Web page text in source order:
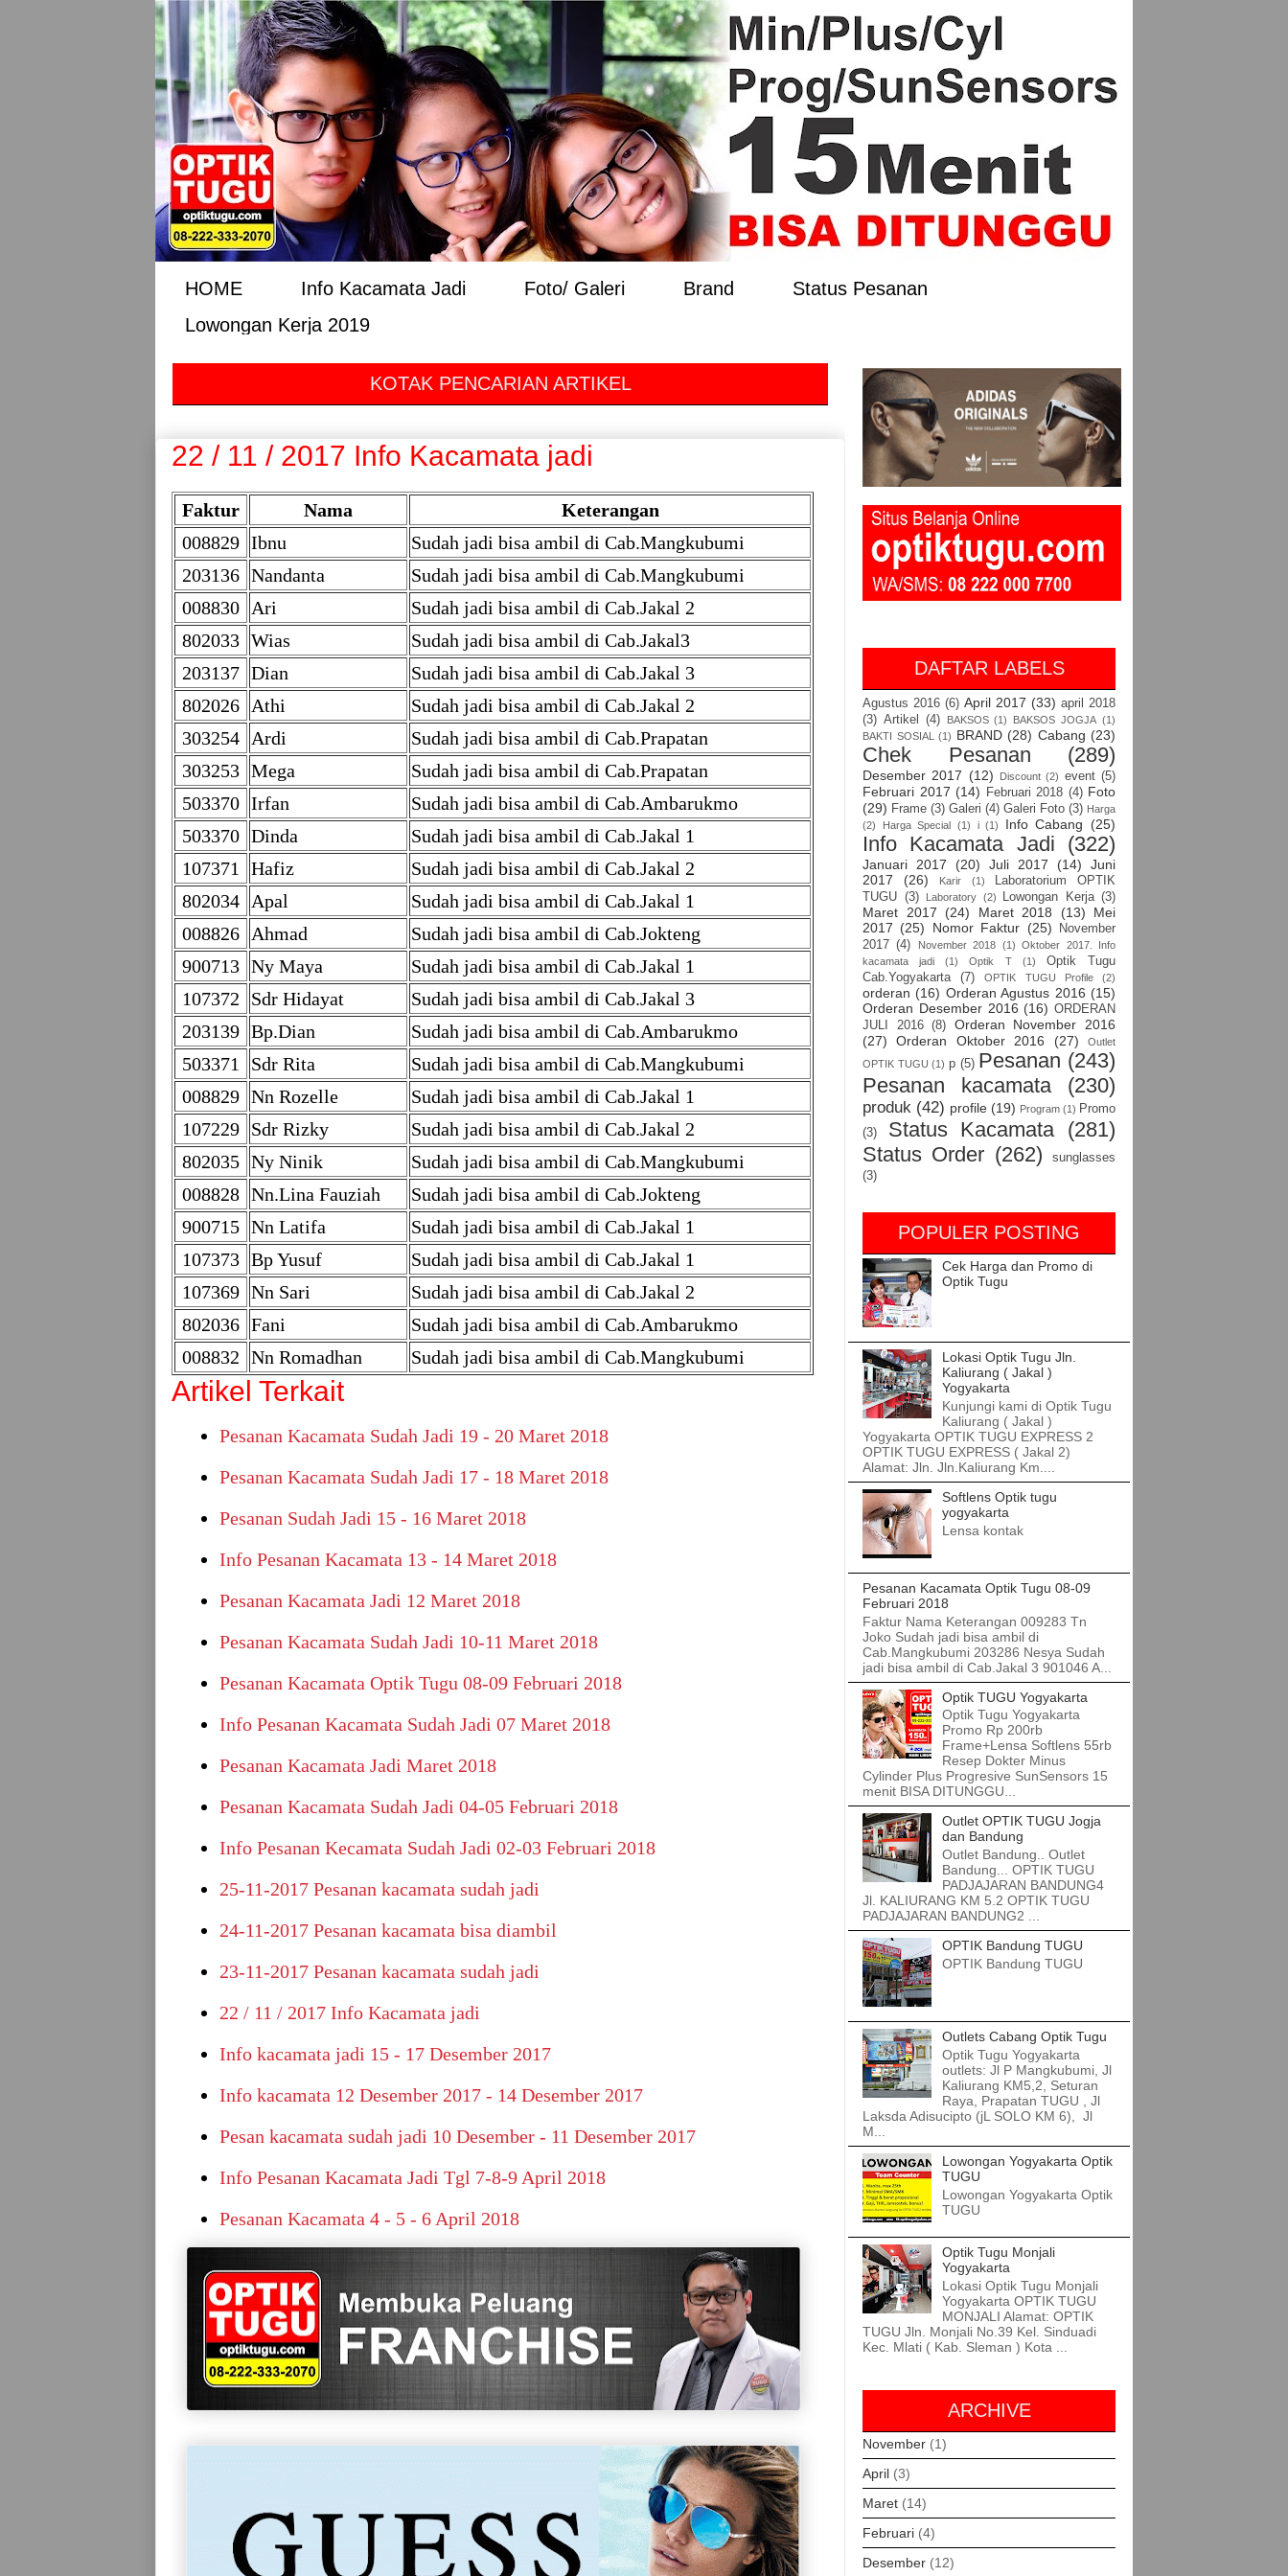
HOME Info Kacamata Jadi Foto/ Galeri Brand
Status Pesanan
Lowongan Kerja 2019
KOTAK PENCARIAN ARTIKEL
22 / 11 / 2017 Info Kacamata jadi
Faktur Nama
Keterangan
008829 Ibnu
Sudah jadi bisa ambil di Cab.Mangkubumi
203136 Nandanta
Sudah jadi bisa ambil di Cab.Mangkubumi
008830
Ari
Sudah jadi bisa ambil di Cab.Jakal 2
802033 Wias
Sudah jadi bisa ambil di Cab.Jakal3
203137 Dian
Sudah jadi bisa ambil di Cab.Jakal 3
802026
Athi
Sudah jadi bisa ambil di Cab.Jakal 2
303254
Ardi
Sudah jadi bisa ambil di Cab.Prapatan
303253 Mega
Sudah jadi bisa ambil di Cab.Prapatan
503370 Irfan
Sudah jadi bisa ambil di Cab.Ambarukmo
503370 Dinda
Sudah jadi bisa ambil di Cab.Jakal 1
107371
Hafiz
Sudah jadi bisa ambil di Cab.Jakal 2
802034
Apal
Sudah jadi bisa ambil di Cab.Jakal 1
008826
Ahmad
Sudah jadi bisa ambil di Cab.Jokteng
900713 Ny Maya
Sudah jadi bisa ambil di Cab.Jakal 1
107372
Sdr Hidayat
Sudah jadi bisa ambil di Cab.Jakal 3
203139 Bp.Dian
Sudah jadi bisa ambil di Cab.Ambarukmo
503371
Sdr Rita
Sudah jadi bisa ambil di Cab.Mangkubumi
008829 Nn Rozelle
Sudah jadi bisa ambil di Cab.Jakal 1
107229 Sdr Rizky
Sudah jadi bisa ambil di Cab.Jakal 2
802035 Ny Ninik
Sudah jadi bisa ambil di Cab.Mangkubumi
008828 Nn.Lina Fauziah
Sudah jadi bisa ambil di Cab.Jokteng
900715 Nn Latifa
Sudah jadi bisa ambil di Cab.Jakal 1
107373 Bp Yusuf
Sudah jadi bisa ambil di Cab.Jakal 1
107369 Nn Sari
Sudah jadi bisa ambil di Cab.Jakal 2
802036 Fani
Sudah jadi bisa ambil di Cab.Ambarukmo
008832 Nn Romadhan Sudah jadi bisa ambil di Cab.Mangkubumi
Artikel Terkait
Pesanan Kacamata Sudah Jadi 19 - 20 Maret 2018
Pesanan Kacamata Sudah Jadi 17 - 18 Maret 2018
Pesanan Sudah Jadi 15 - 16 Maret 2018
Info Pesanan Kacamata 13 - 14 Maret 2018
Pesanan Kacamata Jadi 12 Maret 2018
Pesanan Kacamata Sudah Jadi 10-11 Maret 2018
Pesanan Kacamata Optik Tugu 08-09 Februari 2018
Info Pesanan Kacamata Sudah Jadi 07 Maret 2018
Pesanan Kacamata Jadi Maret 2018
Pesanan Kacamata Sudah Jadi 04-05 Februari 2018
Info Pesanan Kecamata Sudah Jadi 02-03 Februari 2018
25-11-2017 Pesanan kacamata sudah jadi
24-11-2017 Pesanan kacamata bisa diambil
23-11-2017 Pesanan kacamata sudah jadi
22 / 11 / 2017 Info Kacamata jadi
Info kacamata jadi 15 - 17 Desember 2017
Info kacamata 12 Desember 2017 - 14 Desember 2017
Pesan kacamata sudah jadi 10 Desember - 11 Desember 2017
Info Pesanan Kacamata Jadi Tgl 7-8-9 April 2018
Pesanan Kacamata 4 - 5 - 6 April 2018
DAFTAR LABELS
Agustus 2016 (6) April 2017 (33) april 2018
(3) Artikel (4) BAKSOS (1) BAKSOS JOGJA (1)
BAKTI SOSIAL
(1) BRAND (28) Cabang (23)
Chek Pesanan (289)
Desember 2017 (12) Discount (2) event (5)
Februari 2017 (14) Februari 2018 (4) Foto
(29) Frame (3) Galeri (4) Galeri Foto (3) Harga
(2)
Harga Special (1) i (1) Info Cabang (25)
Info Kacamata Jadi (322)
Januari 2017 (20) Juli 2017 (14)
Juni
2017
(26) Karir (1)
Laboratorium OPTIK
TUGU (3) Laboratory (2) Lowongan Kerja (3)
Maret 2017 (24) Maret 2018 (13)
Mei
2017 (25) Nomor Faktur (25)
November
2017 (4) November 2018 (1) Oktober 2017. Info
kacamata jadi
(1) Optik T (1)
Optik Tugu
Cab.Yogyakarta
(7) OPTIK TUGU Profile (2)
orderan (16) Orderan Agustus 2016 (15)
Orderan Desember 2016 (16) ORDERAN
JULI 2016
(8)
Orderan November 2016
(27)
Orderan Oktober 2016 (27)
Outlet
OPTIK TUGU (1) p (5) Pesanan (243)
Pesanan kacamata
(230)
produk (42) profile (19) Program (1) Promo
(3)
Status Kacamata (281)
Status Order (262)
sunglasses
(3)
POPULER POSTING
Cek Harga dan Promo di
Optik Tugu
Lokasi Optik Tugu Jln.
Kaliurang ( Jakal )
Yogyakarta
Kunjungi kami di Optik Tugu
Kaliurang ( Jakal )
Yogyakarta OPTIK TUGU EXPRESS 2
OPTIK TUGU EXPRESS ( Jakal 2)
Alamat: Jln. Jln.Kaliurang Km....
Softlens Optik tugu
yogyakarta
Lensa kontak
Pesanan Kacamata Optik Tugu 08-09
Februari 2018
Faktur Nama Keterangan 009283 Tn
Joko Sudah jadi bisa ambil di
Cab.Mangkubumi 203286 Nesya Sudah
jadi bisa ambil di Cab.Jakal 3 901046 A...
Optik TUGU Yogyakarta
Optik Tugu Yogyakarta
Promo Rp 200rb
Frame+Lensa Softlens 55rb
Resep Dokter Minus
Cylinder Plus Progresive SunSensors 15
menit BISA DITUNGGU...
Outlet OPTIK TUGU Jogja
dan Bandung
Outlet Bandung.. Outlet
Bandung... OPTIK TUGU
PADJAJARAN BANDUNG4
Jl. KALIURANG KM 5.2 OPTIK TUGU
PADJAJARAN BANDUNG2 ...
OPTIK Bandung TUGU
OPTIK Bandung TUGU
Outlets Cabang Optik Tugu
Optik Tugu Yogyakarta
outlets: Jl P Mangkubumi, Jl
Kaliurang KM5,2, Seturan
Raya, Prapatan TUGU , Jl
Laksda Adisucipto (jL SOLO KM 6), Jl
M...
Lowongan Yogyakarta Optik
TUGU
Lowongan Yogyakarta Optik
TUGU
Optik Tugu Monjali
Yogyakarta
Lokasi Optik Tugu Monjali
Yogyakarta OPTIK TUGU
MONJALI Alamat: OPTIK
TUGU Jln. Monjali No.39 Kel. Sinduadi
Kec. Mlati ( Kab. Sleman ) Kota ...
ARCHIVE
November (1)
April (3)
Maret (14)
Februari (4)
Desember (12)